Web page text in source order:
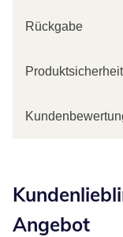
Rückgabe
Produktsicherheit
Angebot